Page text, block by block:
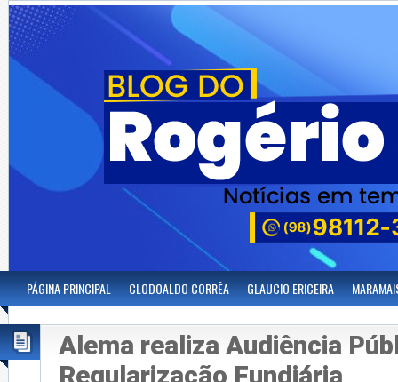
PÁGINA PRINCIPAL CLODOALDO CORRÊA GLAUCIO ERICEIRA
Alema realiza Audiência
Regularização Fundiária